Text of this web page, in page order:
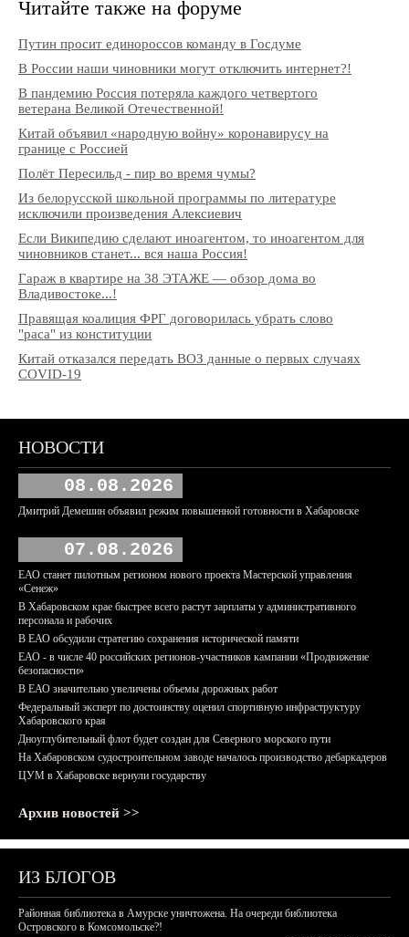
Читайте также на форуме
Путин просит единороссов команду в Госдуме
В России наши чиновники могут отключить интернет?!
В пандемию Россия потеряла каждого четвертого
ветерана Великой Отечественной!
Китай объявил «народную войну» коронавирусу на
границе с Россией
Полёт Пересильд - пир во время чумы?
Из белорусской школьной программы по литературе
исключили произведения Алексиевич
Если Википедию сделают иноагентом, то иноагентом для
чиновников станет... вся наша Россия!
Гараж в квартире на 38 ЭТАЖЕ — обзор дома во
Владивостоке...!
Правящая коалиция ФРГ договорилась убрать слово
"раса" из конституции
Китай отказался передать ВОЗ данные о первых случаях
COVID-19
НОВОСТИ
08.08.2026
Дмитрий Демешин объявил режим повышенной готовности в Хабаровске
07.08.2026
ЕАО станет пилотным регионом нового проекта Мастерской управления
«Сенеж»
В Хабаровском крае быстрее всего растут зарплаты у административного
персонала и рабочих
В ЕАО обсудили стратегию сохранения исторической памяти
ЕАО - в числе 40 российских регионов-участников кампании «Продвижение
безопасности»
В ЕАО значительно увеличены объемы дорожных работ
Федеральный эксперт по достоинству оценил спортивную инфраструктуру
Хабаровского края
Дноуглубительный флот будет создан для Северного морского пути
На Хабаровском судостроительном заводе началось производство дебаркадеров
ЦУМ в Хабаровске вернули государству
Архив новостей >>
ИЗ БЛОГОВ
Районная библиотека в Амурске уничтожена. На очереди библиотека
Островского в Комсомольске?!